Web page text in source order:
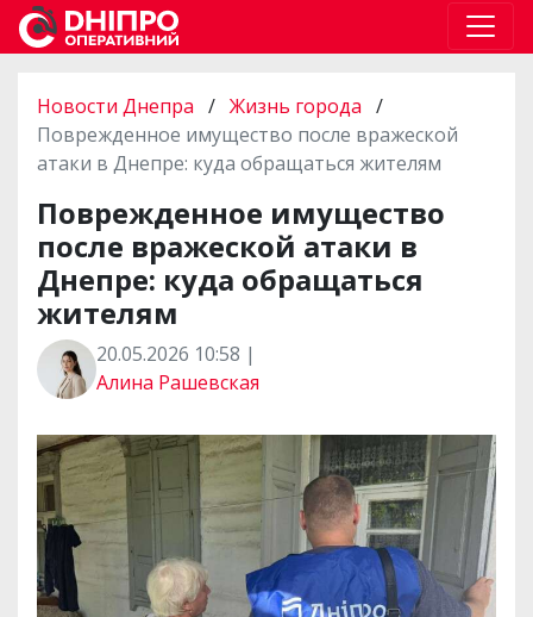
Новости Днепра / Жизнь города /
Поврежденное имущество после вражеской
атаки в Днепре: куда обращаться жителям
Поврежденное имущество
после вражеской атаки в
Днепре: куда обращаться
жителям
20.05.2026 10:58 |
Алина Рашевская